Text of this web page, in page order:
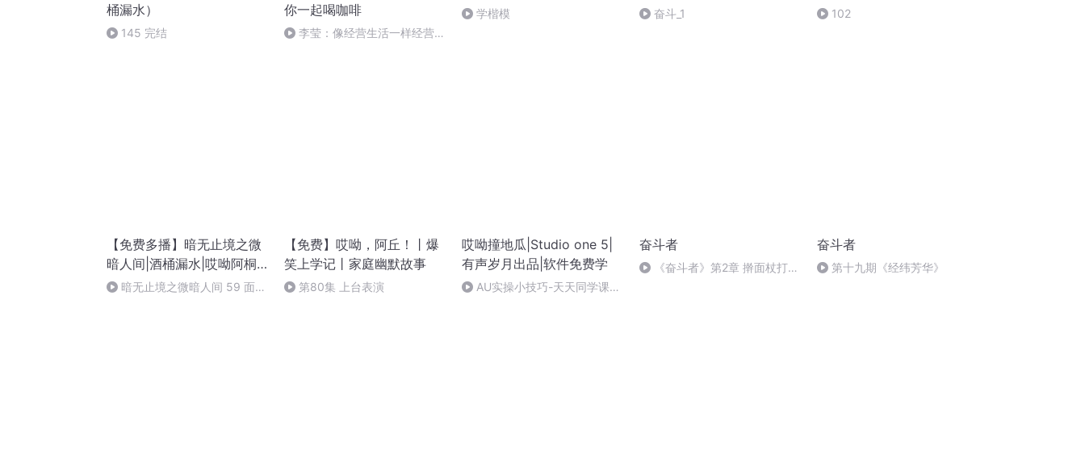
桶漏水）
145 完结
你一起喝咖啡
李莹：像经营生活一样经营工
学楷模 奋斗_1 102
【免费多播】暗无止境之微
暗人间|酒桶漏水|哎呦阿桐
等 暗无止境之微暗人间 59 面对
【免费】哎呦，阿丘！丨爆
笑上学记丨家庭幽默故事
第80集 上台表演
哎呦撞地瓜|Studio one 5|
有声岁月出品|软件免费学
AU实操小技巧-天天同学课后
奋斗者
《奋斗者》第2章 擀面杖打毛
奋斗者
第十九期《经纬芳华》